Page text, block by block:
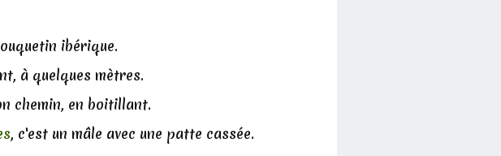
ibérique.
à quelques mètres.
chemin, en boitillant.
, c'est un mâle avec une patte cassée.